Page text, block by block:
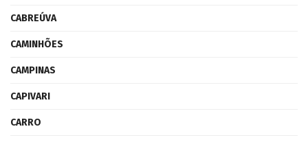
CABREÚVA
CAMINHÕES
CAMPINAS
CAPIVARI
CARRO